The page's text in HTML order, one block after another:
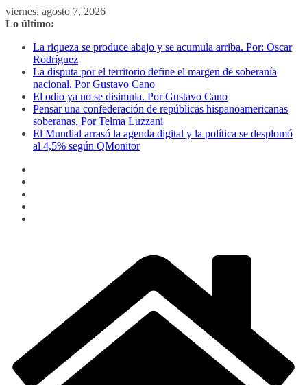
Saltar
al
viernes, agosto 7, 2026
Lo último:
La riqueza se produce abajo y se acumula arriba. Por: Oscar
Rodríguez
La disputa por el territorio define el margen de soberanía
nacional. Por Gustavo Cano
El odio ya no se disimula. Por Gustavo Cano
Pensar una confederación de repúblicas hispanoamericanas
soberanas. Por Telma Luzzani
El Mundial arrasó la agenda digital y la política se desplomó
al 4,5% según QMonitor